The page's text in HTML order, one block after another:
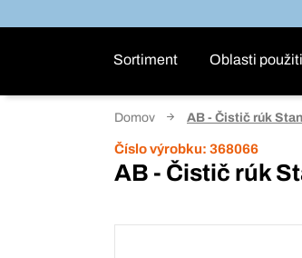
Sortiment Oblasti
Domov AB - Čistič rúk
Číslo výrobku: 368066
AB - Čistič rúk